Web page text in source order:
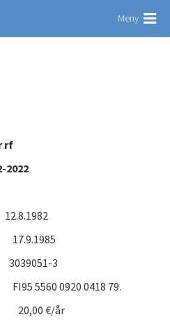
Meny
rf
2022
3
5560 0920 0418 79.
€/år